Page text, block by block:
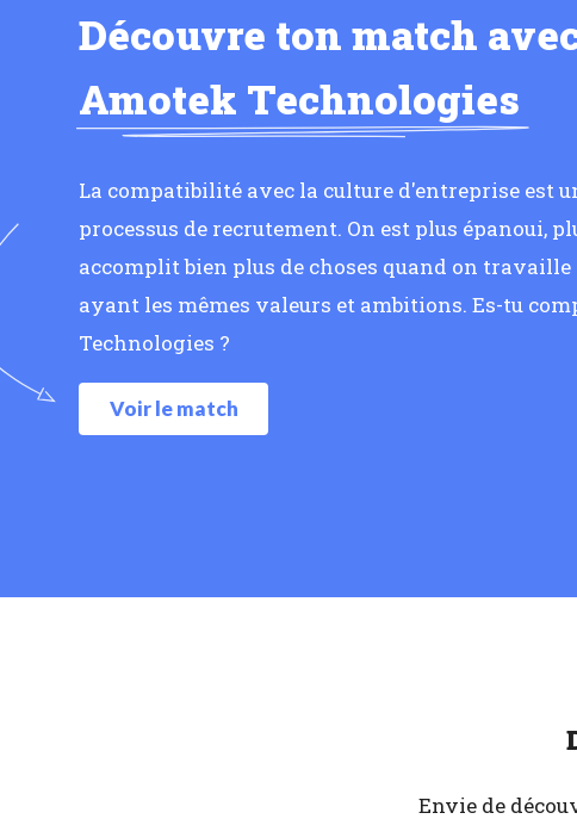
Découvre ton match
Amotek Technologies
La compatibilité avec la culture d'entreprise est
processus de recrutement. On est plus épanoui,
accomplit bien plus de choses quand on
ayant les mêmes valeurs et ambitions. Es-tu
Technologies ?
Voir le match
Envie de